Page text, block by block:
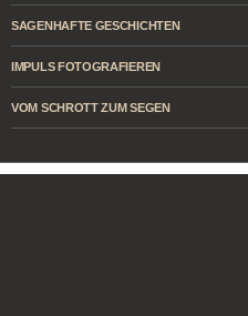
SAGENHAFTE GESCHICHTEN
IMPULS FOTOGRAFIEREN
VOM SCHROTT ZUM SEGEN